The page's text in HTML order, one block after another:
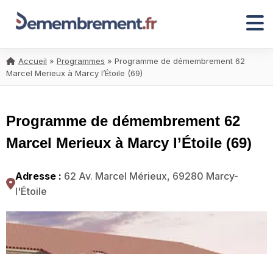
Accueil » Programmes » Programme de démembrement 62
Marcel Merieux à Marcy l’Étoile (69)
Programme de démembrement 62
Marcel Merieux à Marcy l’Étoile (69)
Adresse : 62 Av. Marcel Mérieux, 69280 Marcy-
l'Étoile